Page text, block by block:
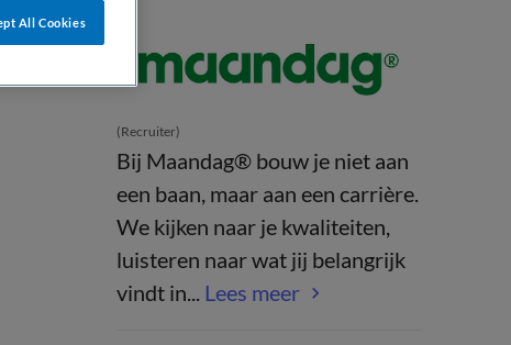
(Recruiter)
Bij Maandag® bouw je niet aan
een baan, maar aan een carrière.
We kijken naar je kwaliteiten,
luisteren naar wat jij belangrijk
vindt in... Lees meer
All Cookies